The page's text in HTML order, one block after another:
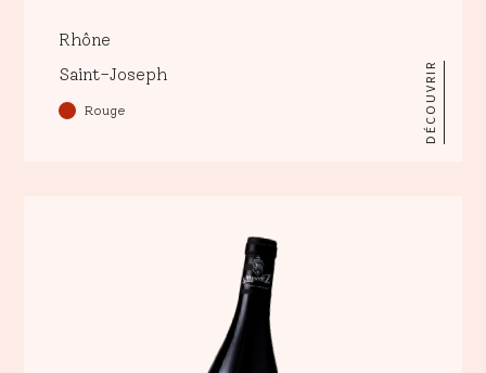
Rhône
Saint-Joseph
Rouge DÉCOUVRIR